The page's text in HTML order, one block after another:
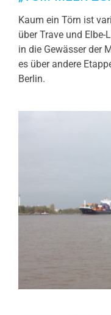
Kaum ein Törn ist
über Trave und
in die Gewässer der
es über andere
Berlin.